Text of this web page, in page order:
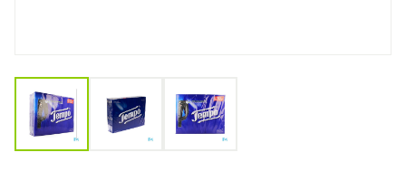
View larger image